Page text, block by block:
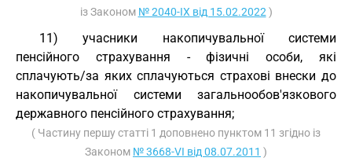
із Законом № 2040-IX від 15.02.2022 )
11) учасники накопичувальної системи
пенсійного страхування - фізичні особи, які
сплачують/за яких сплачуються страхові внески до
накопичувальної системи загальнообов'язкового
державного пенсійного страхування;
( Частину першу статті 1 доповнено пунктом 11 згідно із
Законом № 3668-VI від 08.07.2011 )